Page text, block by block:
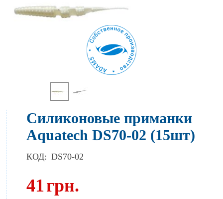
Силиконовые приманки
Aquatech DS70-02 (15шт)
КОД: DS70-02
41грн.